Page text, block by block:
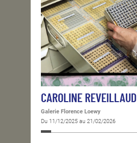
CAROLINE REVEILLAUD
Galerie Florence Loewy
Du 11/12/2025 au 21/02/2026